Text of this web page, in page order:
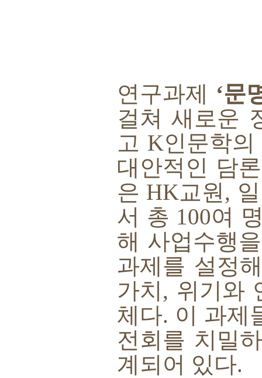
연구과제 ‘문
걸쳐 새로운
고 K인문학
대안적인 담론
은 HK교원,
서 총 100여
해 사업수행
과제를 설정
가치, 위기와
체다. 이 과제
전회를 치밀
계되어 있다.